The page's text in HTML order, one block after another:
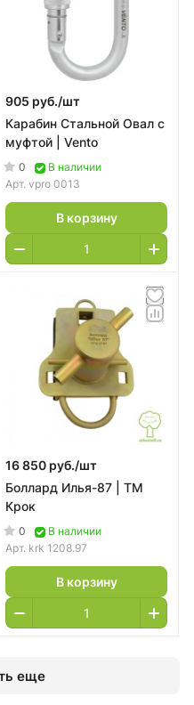
905 руб./шт
Карабин Стальной Овал с
муфтой | Vento
0
В наличии
Арт. vpro 0013
В корзину
16 850 руб./шт
Боллард Илья-87 | ТМ
Крок
0
В наличии
Арт. krk 1208.97
В корзину
еще